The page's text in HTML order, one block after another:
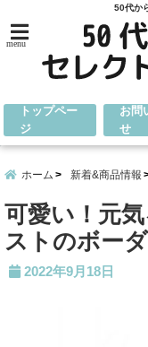
50代か
menu
トップペー
ジ
お問
せ
ホーム 新着&商品情報
可愛い！元
ストのボー
2022年9月18日